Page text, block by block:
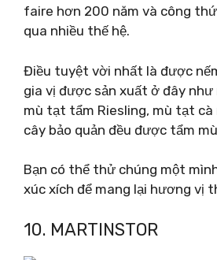
faire hơn 200 năm và công
qua nhiều thế hệ.
Điều tuyệt vời nhất là được
gia vị được sản xuất ở đây
mù tạt tẩm Riesling, mù tạt cà
cây bảo quản đều được tẩm
Bạn có thể thử chúng một
xúc xích để mang lại hương vị
10. MARTINSTOR